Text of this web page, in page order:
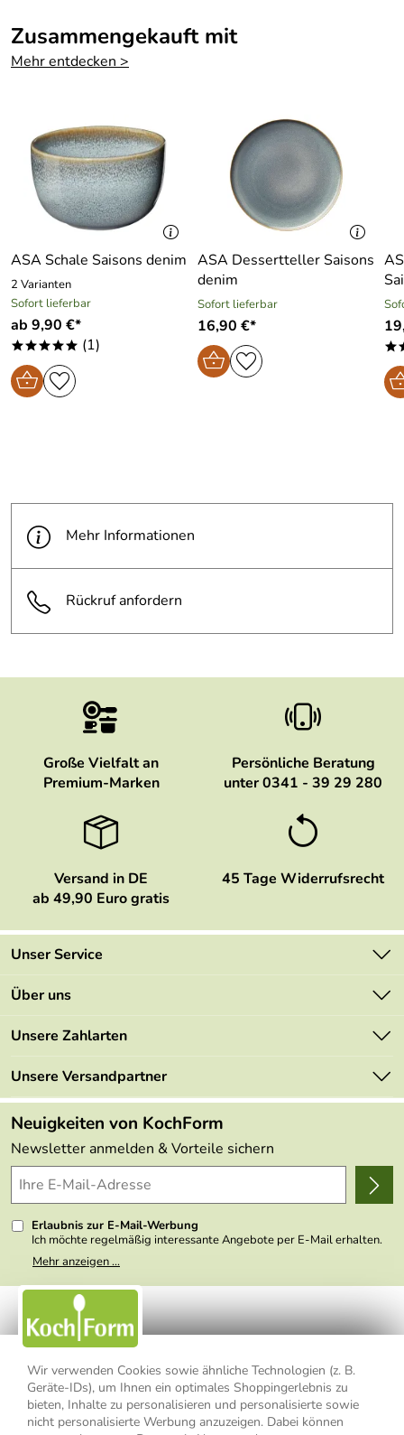
Wir verwenden Cookies sowie ähnliche Technologien (z. B.
Geräte-IDs), um Ihnen ein optimales Shoppingerlebnis zu
bieten, Inhalte zu personalisieren und personalisierte sowie
nicht personalisierte Werbung anzuzeigen. Dabei können
Zusammengekauft mit
Mehr entdecken >
ASA Schale Saisons denim
2 Varianten
Sofort lieferbar
ab 9,90 €*
***** (1)
ASA Dessertteller Saisons
denim
Sofort lieferbar
16,90 €*
Mehr Informationen
Rückruf anfordern
Große Vielfalt an
Premium-Marken
Persönliche Beratung
unter 0341 - 39 29 280
Versand in DE
ab 49,90 Euro gratis
45 Tage Widerrufsrecht
Unser Service
Kontakt
Mehrwertsteuerfrei
Retourenportal
FAQs
Lieferbedingungen
Delivery Terms
Kundenlogin
Über uns
Marken
Angebote
Made in Germany
Themen
Wir über uns
Presse
Unsere Zahlarten
Unsere Versandpartner
Neuigkeiten von KochForm
Newsletter anmelden & Vorteile sichern
Erlaubnis zur E-Mail-Werbung
Ich möchte regelmäßig interessante Angebote per E-Mail erhalten.
Meine E-Mail-Adresse wird nicht an andere Unternehmen
weitergegeben. Zu statistischen Zwecken wird in anonymer Form
nicht erkennbar, welche konkrete Person geklickt hat. Diese
Einwilligung zur Nutzung meiner E-Mail- Adresse für Werbezwecke
kann ich jederzeit mit Wirkung für die Zukunft widerrufen, indem ich
den Link "Abmelden" am Ende des Newsletters anklicke oder die
Option Newsletter im Mitgliederbereich deaktiviere. Die
Datenschutzerklärung
habe ich zur Kenntnis genommen.
Mehr anzeigen ...
Impressum Datenschutzerklärung
AGB